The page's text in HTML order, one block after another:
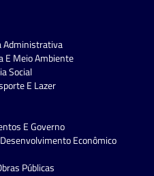
Administrativa
E Meio Ambiente
Social
E Lazer
E Governo
Econômico
Públicas